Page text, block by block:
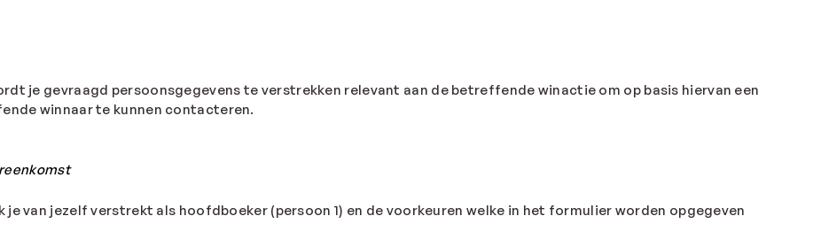
je gevraagd persoonsgegevens te verstrekken relevant aan de betreffende winactie om op basis hiervan een
winnaar te kunnen contacteren.
van jezelf verstrekt als hoofdboeker (persoon 1) en de voorkeuren welke in het formulier worden opgegeven